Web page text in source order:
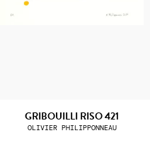
GRIBOUILLI RISO 421
OLIVIER PHILIPPONNEAU